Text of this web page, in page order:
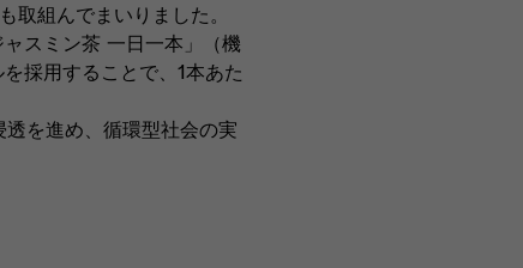
組んでまいりました。
スミン茶 一日一本」（機
採用することで、1本あた
を進め、循環型社会の実